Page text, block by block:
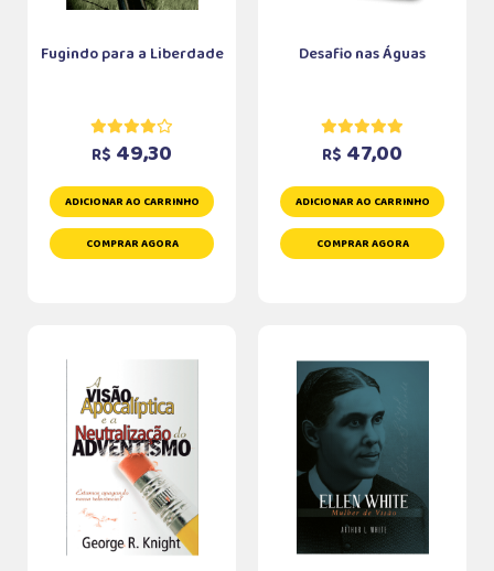
Fugindo para a Liberdade
R$ 49,30
ADICIONAR AO CARRINHO
COMPRAR AGORA
Desafio nas Águas
R$ 47,00
ADICIONAR AO CARRINHO
COMPRAR AGORA